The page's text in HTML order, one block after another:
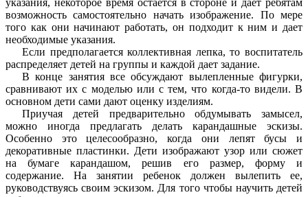
указания, некоторое время остается в стороне и дает ребятам
возможность самостоятельно начать изображение. По мере
того как они начинают работать, он подходит к ним и дает
необходимые указания.
Если предполагается коллективная лепка, то воспитатель
распределяет детей на группы и каждой дает задание.
В конце занятия все обсуждают вылепленные фигурки,
сравнивают их с моделью или с тем, что когда-то видели. В
основном дети сами дают оценку изделиям.
Приучая детей предварительно обдумывать замысел,
можно иногда предлагать делать карандашные эскизы.
Особенно это целесообразно, когда они лепят бусы и
декоративные пластинки. Дети изображают узор или сюжет
на бумаге карандашом, решив его размер, форму и
содержание. На занятии ребенок должен вылепить ее,
руководствуясь своим эскизом. Для того чтобы научить детей